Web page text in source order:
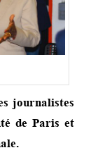
journalistes
de Paris et